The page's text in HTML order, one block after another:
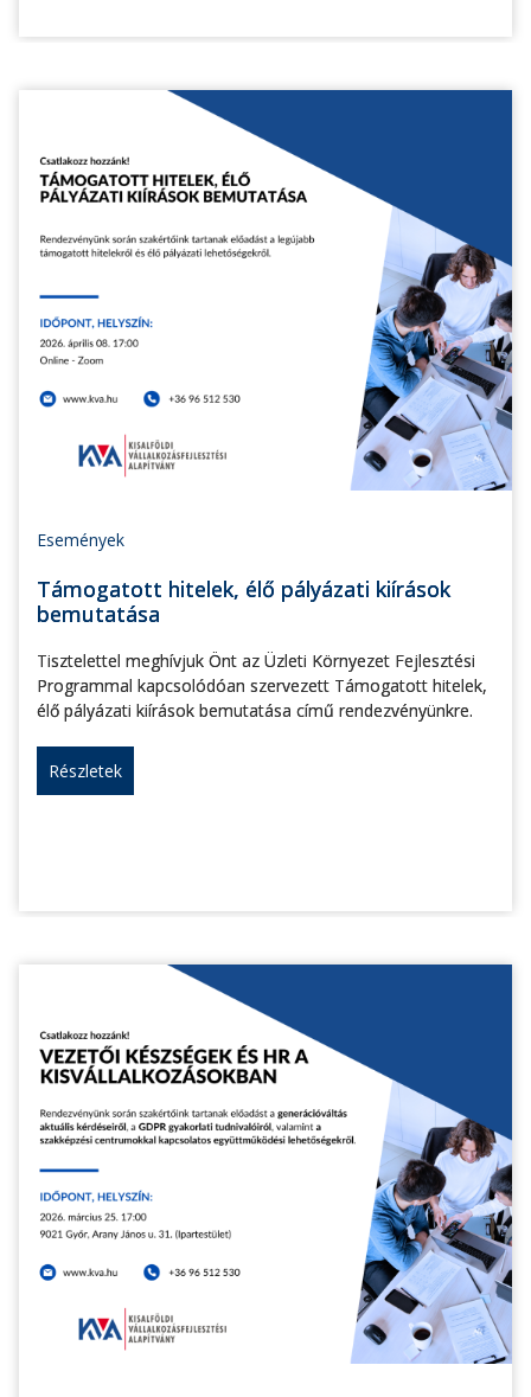
Események
Támogatott hitelek, élő pályázati kiírások
bemutatása
Tisztelettel meghívjuk Önt az Üzleti Környezet Fejlesztési
Programmal kapcsolódóan szervezett Támogatott hitelek,
élő pályázati kiírások bemutatása című rendezvényünkre.
Részletek